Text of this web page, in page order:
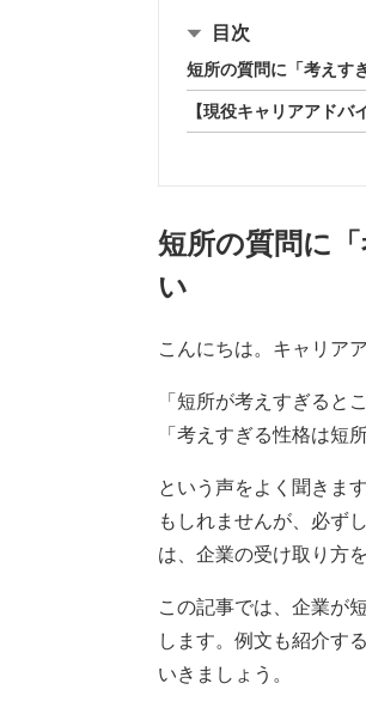
目次
短所の質問に「考えす
【現役キャリアアド
短所の質問に
い
こんにちは。キャリア
「短所が考えすぎると
「考えすぎる性格は短
という声をよく聞きま
もしれませんが、必ず
は、企業の受け取り方
この記事では、企業が
します。例文も紹介す
いきましょう。